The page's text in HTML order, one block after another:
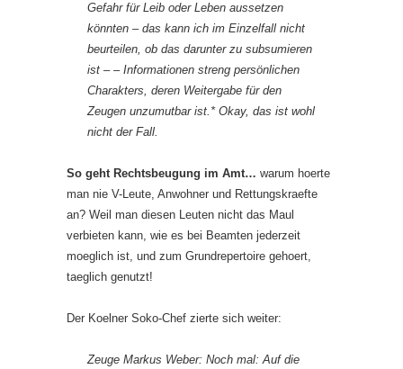
Gefahr für Leib oder Leben aussetzen
könnten – das kann ich im Einzelfall nicht
beurteilen, ob das darunter zu subsumieren
ist – – Informationen streng persönlichen
Charakters, deren Weitergabe für den
Zeugen unzumutbar ist.* Okay, das ist wohl
nicht der Fall.
So geht Rechtsbeugung im Amt… warum hoerte
man nie V-Leute, Anwohner und Rettungskraefte
an? Weil man diesen Leuten nicht das Maul
verbieten kann, wie es bei Beamten jederzeit
moeglich ist, und zum Grundrepertoire gehoert,
taeglich genutzt!
Der Koelner Soko-Chef zierte sich weiter:
Zeuge Markus Weber: Noch mal: Auf die